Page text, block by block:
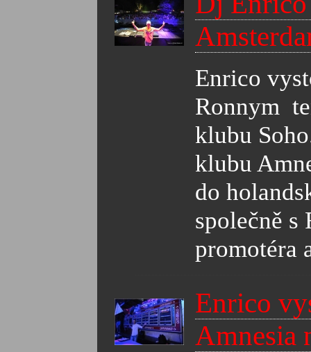
Enrico
Ronnym
klubu
klubu
do
společně s
promotéra
Enrico
Amnesia